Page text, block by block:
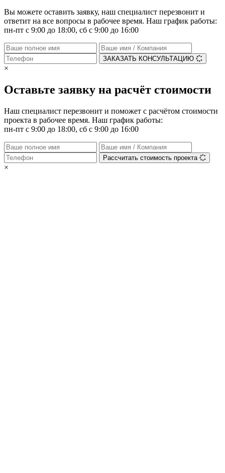
Вы можете оставить заявку, наш специалист перезвонит и
ответит на все вопросы в рабочее время. Наш график работы:
пн-пт с 9:00 до 18:00, сб с 9:00 до 16:00
ЗАКАЗАТЬ КОНСУЛЬТАЦИЮ
×
Оставьте заявку на расчёт стоимости
Наш специалист перезвонит и поможет с расчётом стоимости
проекта в рабочее время. Наш график работы:
пн-пт с 9:00 до 18:00, сб с 9:00 до 16:00
Рассчитать стоимость проекта
×